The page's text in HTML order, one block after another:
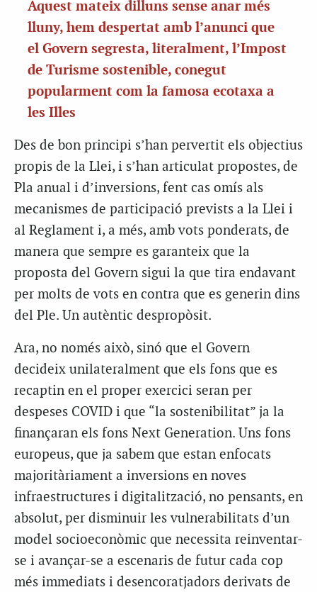
Aquest mateix dilluns sense anar més
lluny, hem despertat amb l’anunci que
el Govern segresta, literalment, l’Impost
de Turisme sostenible, conegut
popularment com la famosa ecotaxa a
les Illes
Des de bon principi s’han pervertit els objectius
propis de la Llei, i s’han articulat propostes, de
Pla anual i d’inversions, fent cas omís als
mecanismes de participació prevists a la Llei i
al Reglament i, a més, amb vots ponderats, de
manera que sempre es garanteix que la
proposta del Govern sigui la que tira endavant
per molts de vots en contra que es generin dins
del Ple. Un autèntic despropòsit.
Ara, no només això, sinó que el Govern
decideix unilateralment que els fons que es
recaptin en el proper exercici seran per
despeses COVID i que “la sostenibilitat” ja la
finançaran els fons Next Generation. Uns fons
europeus, que ja sabem que estan enfocats
majoritàriament a inversions en noves
infraestructures i digitalització, no pensants, en
absolut, per disminuir les vulnerabilitats d’un
model socioeconòmic que necessita reinventar-
se i avançar-se a escenaris de futur cada cop
més immediats i desencoratjadors derivats de